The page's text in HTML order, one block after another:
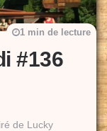
#136
1 min de lecture
de Lucky